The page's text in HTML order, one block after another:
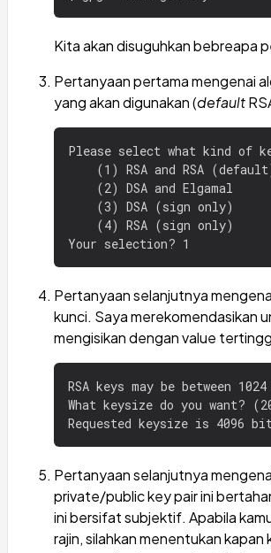
Kita akan disuguhkan bebreapa
Pertanyaan pertama mengenai
yang akan digunakan (default
Please select what kind of
(1) RSA and RSA
    (2) DSA and Elgamal
    (3) DSA (sign only)
    (4) RSA (sign only)
Pertanyaan selanjutnya
kunci. Saya merekomendasikan
mengisikan dengan value
RSA keys may be between
What keysize do you want?
Pertanyaan selanjutnya
private/public key pair ini
ini bersifat subjektif. Apabila
rajin, silahkan menentukan kapan